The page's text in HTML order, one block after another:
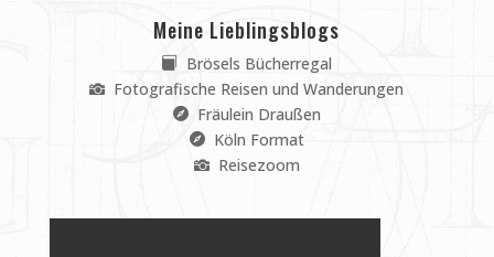
Meine Lieblingsblogs
Brösels Bücherregal
Fotografische Reisen und Wanderungen
Fräulein Draußen
Köln Format
Reisezoom